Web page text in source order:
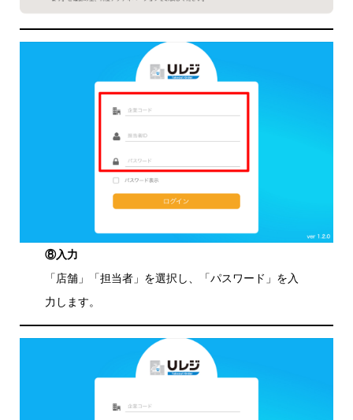
⑧入力
「店舗」「担当者」を選択し、「パスワード」を入
力します。